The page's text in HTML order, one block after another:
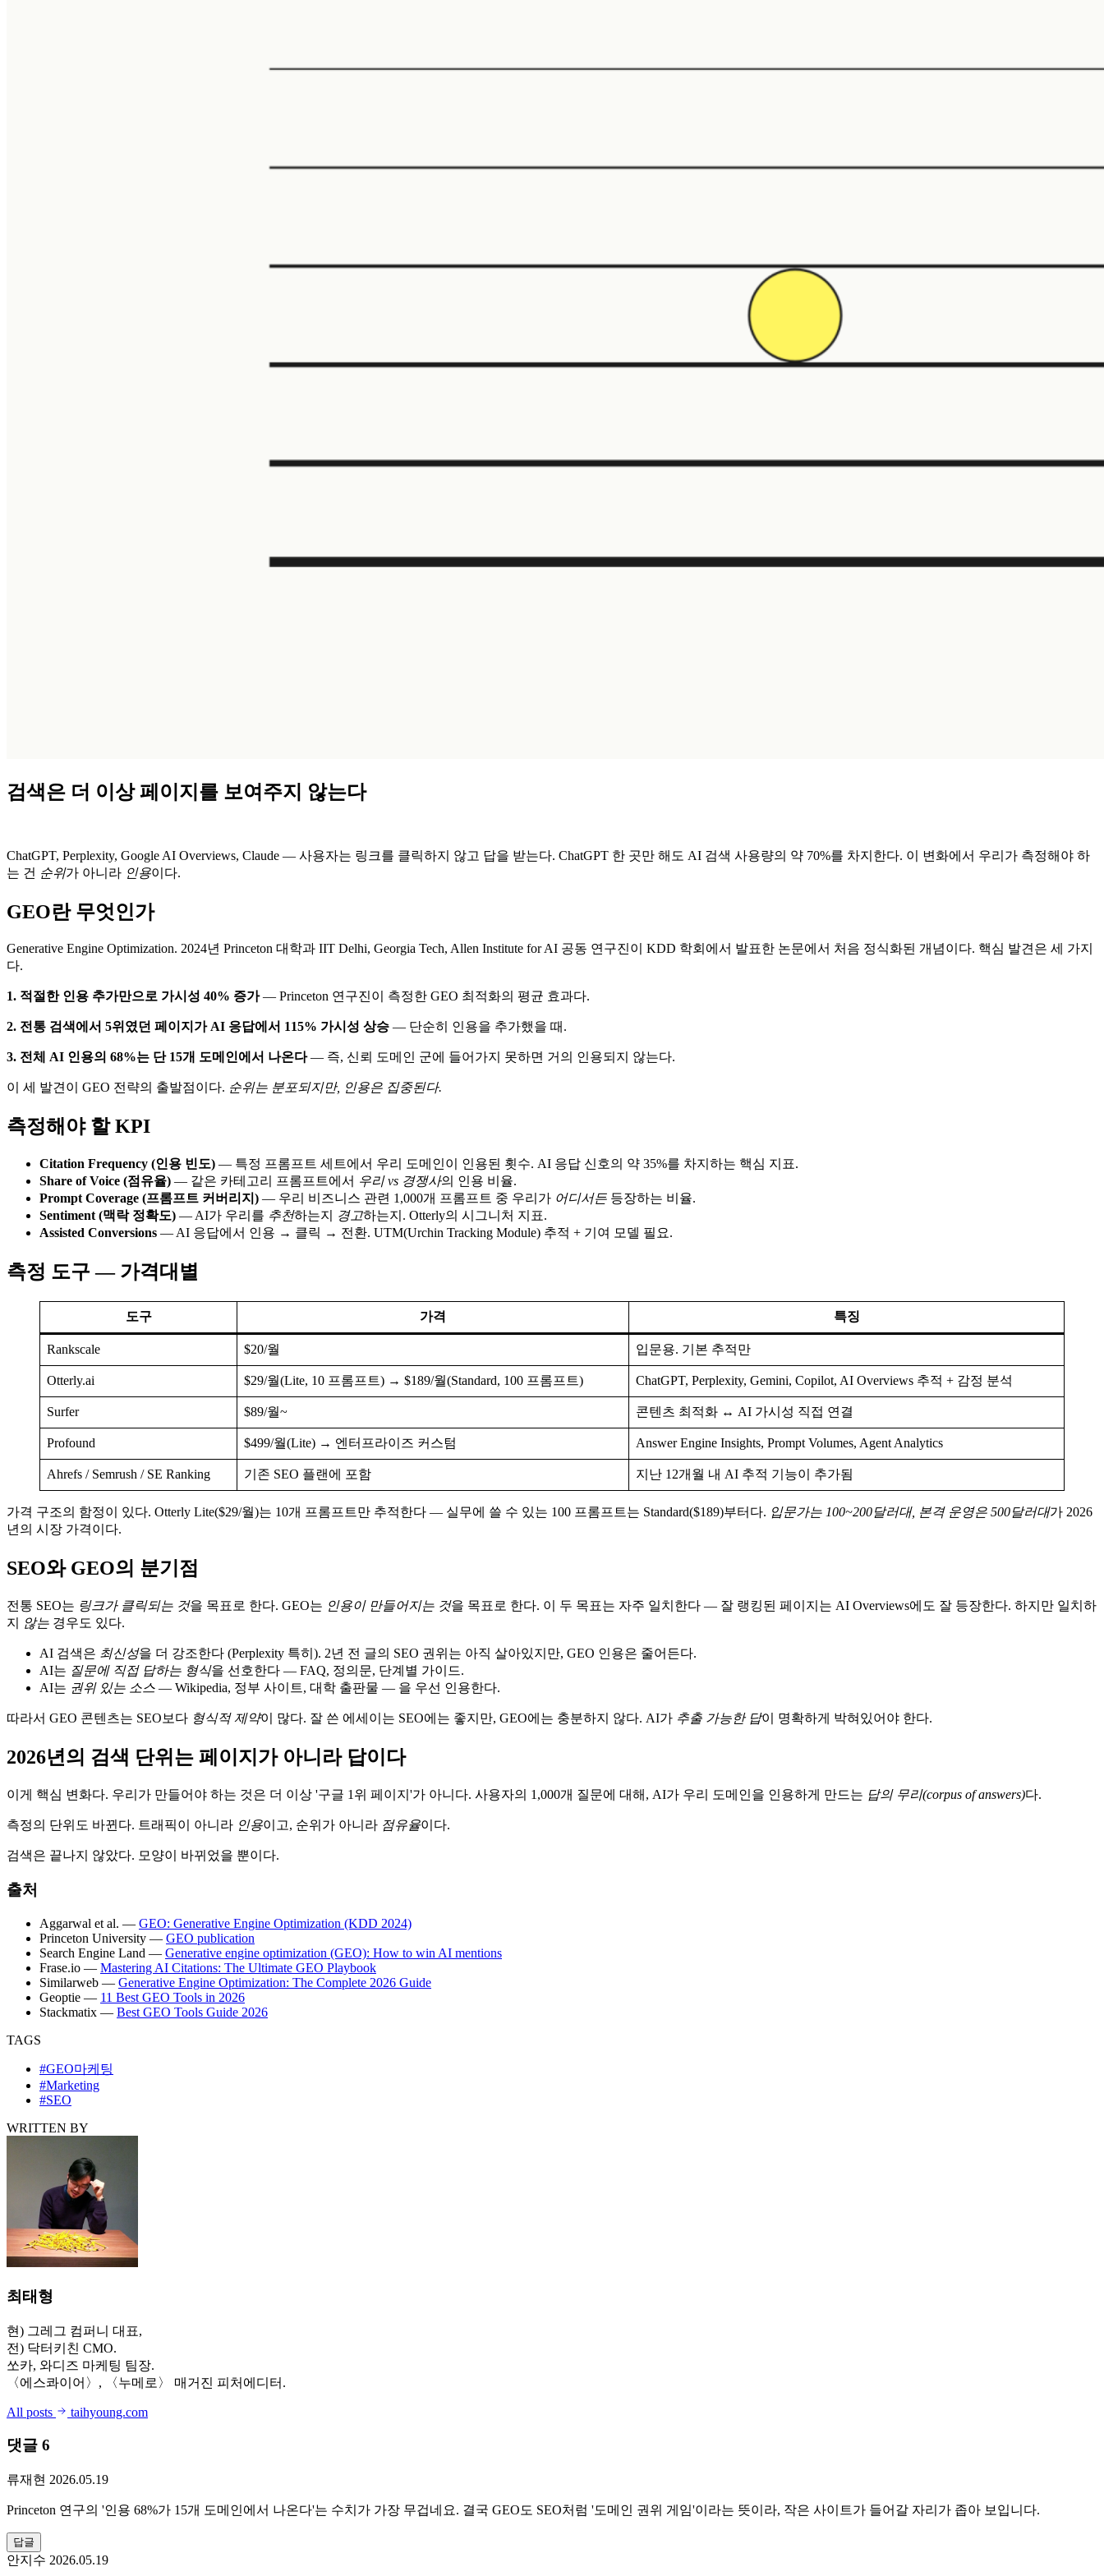
검색은 더 이상 페이지를 보여주지 않는다
ChatGPT, Perplexity, Google AI Overviews, Claude — 사용자는 링크를 클릭하지 않고 답을 받는다. ChatGPT 한 곳만 해도 AI 검색 사용량의 약 70%를 차지한다. 이 변화에서 우리가 측정해야 하
는 건 순위가 아니라 인용이다.
GEO란 무엇인가
Generative Engine Optimization. 2024년 Princeton 대학과 IIT Delhi, Georgia Tech, Allen Institute for AI 공동 연구진이 KDD 학회에서 발표한 논문에서 처음 정식화된 개념이다. 핵심 발견은 세 가지
다.
1. 적절한 인용 추가만으로 가시성 40% 증가— Princeton 연구진이 측정한 GEO 최적화의 평균 효과다.
2. 전통 검색에서 5위였던 페이지가 AI 응답에서 115% 가시성 상승 — 단순히 인용을 추가했을 때.
3. 전체 AI 인용의 68%는 단 15개 도메인에서 나온다— 즉, 신뢰 도메인 군에 들어가지 못하면 거의 인용되지 않는다.
이 세 발견이 GEO 전략의 출발점이다. 순위는 분포되지만, 인용은 집중된다.
측정해야 할 KPI
Citation Frequency (인용 빈도) — 특정 프롬프트 세트에서 우리 도메인이 인용된 횟수. AI 응답 신호의 약 35%를 차지하는 핵심 지표.
Share of Voice (점유율) — 같은 카테고리 프롬프트에서 우리 vs 경쟁사의 인용 비율.
Prompt Coverage (프롬프트 커버리지) — 우리 비즈니스 관련 1,000개 프롬프트 중 우리가 어디서든 등장하는 비율.
Sentiment (맥락 정확도) — AI가 우리를 추천하는지 경고하는지. Otterly의 시그니처 지표.
Assisted Conversions — AI 응답에서 인용 → 클릭 → 전환. UTM(Urchin Tracking Module) 추적 + 기여 모델 필요.
측정 도구 — 가격대별
도구 가격 특징
Rankscale $20/월 입문용. 기본 추적만
Otterly.ai $29/월(Lite, 10 프롬프트) → $189/월(Standard, 100 프롬프트) ChatGPT, Perplexity, Gemini, Copilot, AI Overviews 추적 + 감정 분석
Surfer $89/월~ 콘텐츠 최적화 ↔ AI 가시성 직접 연결
Profound $499/월(Lite) → 엔터프라이즈 커스텀 Answer Engine Insights, Prompt Volumes, Agent Analytics
Ahrefs / Semrush / SE Ranking 기존 SEO 플랜에 포함 지난 12개월 내 AI 추적 기능이 추가됨
가격 구조의 함정이 있다. Otterly Lite($29/월)는 10개 프롬프트만 추적한다 — 실무에 쓸 수 있는 100 프롬프트는 Standard($189)부터다. 입문가는 100~200달러대, 본격 운영은 500달러대가 2026
년의 시장 가격이다.
SEO와 GEO의 분기점
전통 SEO는 링크가 클릭되는 것을 목표로 한다. GEO는 인용이 만들어지는 것을 목표로 한다. 이 두 목표는 자주 일치한다 — 잘 랭킹된 페이지는 AI Overviews에도 잘 등장한다. 하지만 일치하
지
않는 경우도 있다.
AI 검색은 최신성을 더 강조한다 (Perplexity 특히). 2년 전 글의 SEO 권위는 아직 살아있지만, GEO 인용은 줄어든다.
AI는 질문에 직접 답하는 형식을 선호한다 — FAQ, 정의문, 단계별 가이드.
AI는 권위 있는 소스 — Wikipedia, 정부 사이트, 대학 출판물 — 을 우선 인용한다.
따라서 GEO 콘텐츠는 SEO보다 형식적 제약이 많다. 잘 쓴 에세이는 SEO에는 좋지만, GEO에는 충분하지 않다. AI가 추출 가능한 답이 명확하게 박혀있어야 한다.
2026년의 검색 단위는 페이지가 아니라 답이다
이게 핵심 변화다. 우리가 만들어야 하는 것은 더 이상 '구글 1위 페이지'가 아니다. 사용자의 1,000개 질문에 대해, AI가 우리 도메인을 인용하게 만드는 답의 무리(corpus of answers)다.
측정의 단위도 바뀐다. 트래픽이 아니라 인용이고, 순위가 아니라 점유율이다.
검색은 끝나지 않았다. 모양이 바뀌었을 뿐이다.
출처
Aggarwal et al. — GEO: Generative Engine Optimization (KDD 2024)
Princeton University — GEO publication
Search Engine Land — Generative engine optimization (GEO): How to win AI mentions
Frase.io — Mastering AI Citations: The Ultimate GEO Playbook
Similarweb — Generative Engine Optimization: The Complete 2026 Guide
Geoptie — 11 Best GEO Tools in 2026
Stackmatix — Best GEO Tools Guide 2026
TAGS
#GEO마케팅
#Marketing
#SEO
WRITTEN BY
최태형
현) 그레그 컴퍼니 대표,
전) 닥터키친 CMO.
쏘카, 와디즈 마케팅 팀장.
〈에스콰이어〉, 〈누메로〉 매거진 피처에디터.
All posts taihyoung.com
댓글 6
류재현 2026.05.19
Princeton 연구의 '인용 68%가 15개 도메인에서 나온다'는 수치가 가장 무겁네요. 결국 GEO도 SEO처럼 '도메인 권위 게임'이라는 뜻이라, 작은 사이트가 들어갈 자리가 좁아 보입니다.
답글
안지수 2026.05.19